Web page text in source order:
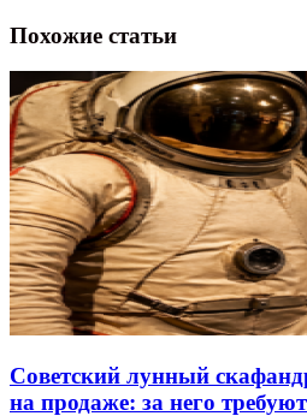
Похожие статьи
Советский лунный
на продаже: за него